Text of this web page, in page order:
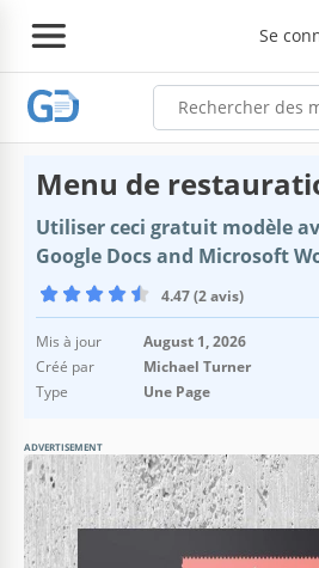
Se
Menu de
Utiliser ceci gratuit modèle
Google Docs and Microsoft
4.47 (2 avis)
Mis à jour
August 1, 2026
Créé par
Michael Turner
Type
Une Page
ADVERTISEMENT